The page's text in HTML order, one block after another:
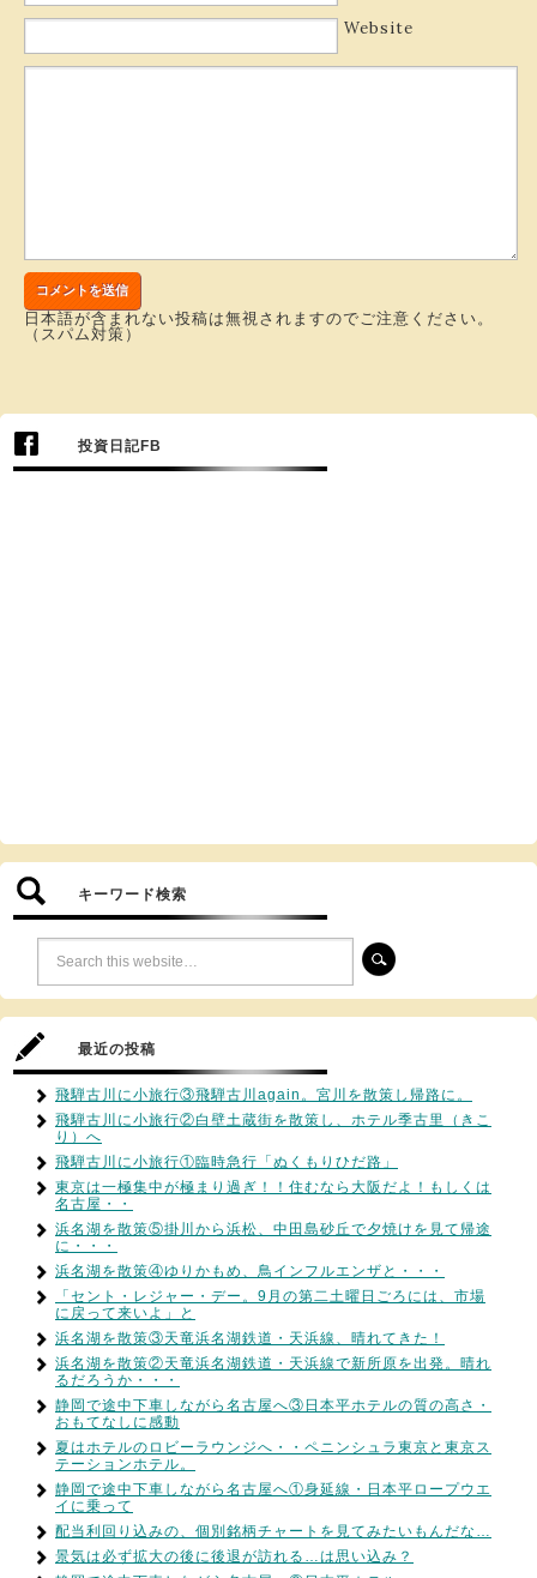
Website
日本語が含まれない投稿は無視されますのでご注意ください。
（スパム対策）
投資日記FB
キーワード検索
最近の投稿
飛騨古川に小旅行③飛騨古川again。宮川を散策し帰路に。
飛騨古川に小旅行②白壁土蔵街を散策し、ホテル季古里（きこ
り）へ
飛騨古川に小旅行①臨時急行「ぬくもりひだ路」
東京は一極集中が極まり過ぎ！！住むなら大阪だよ！もしくは
名古屋・・
浜名湖を散策⑤掛川から浜松、中田島砂丘で夕焼けを見て帰途
に・・・
浜名湖を散策④ゆりかもめ、鳥インフルエンザと・・・
「セント・レジャー・デー。9月の第二土曜日ごろには、市場
に戻って来いよ」と
浜名湖を散策③天竜浜名湖鉄道・天浜線、晴れてきた！
浜名湖を散策②天竜浜名湖鉄道・天浜線で新所原を出発。晴れ
るだろうか・・・
静岡で途中下車しながら名古屋へ③日本平ホテルの質の高さ・
おもてなしに感動
夏はホテルのロビーラウンジへ・・ペニンシュラ東京と東京ス
テーションホテル。
静岡で途中下車しながら名古屋へ①身延線・日本平ロープウエ
イに乗って
配当利回り込みの、個別銘柄チャートを見てみたいもんだな…
景気は必ず拡大の後に後退が訪れる…は思い込み？